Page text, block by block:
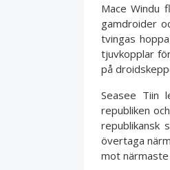
Mace Windu
gamdroider
tvingas
tjuvkopplar
på
Seasee Tiin
republiken
republikansk
övertaga
mot